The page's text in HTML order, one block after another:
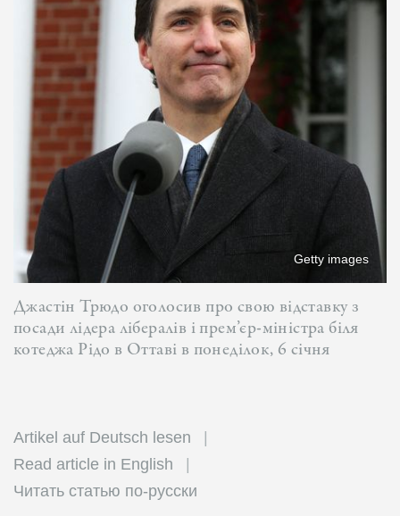
Getty images
Джастін Трюдо оголосив про свою відставку з
посади лідера лібералів і прем’єр-міністра біля
котеджа Рідо в Оттаві в понеділок, 6 січня
Artikel auf Deutsch lesen
Read article in English
Читать статью по-русски